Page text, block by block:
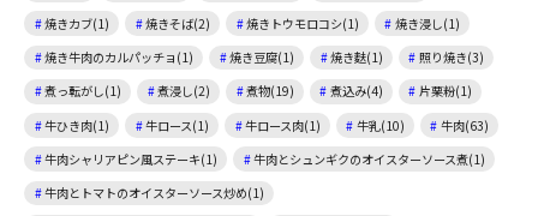
焼きカブ(1)
焼きそば(2) 焼きトウモロコシ(1)
焼き浸し(1)
焼き牛肉のカルパッチョ(1)
焼き豆腐(1) 焼き麩(1)
照り焼き(3)
煮っ転がし(1)
煮浸し(2) 煮物(19) 煮込み(4)
片栗粉(1)
牛ひき肉(1)
牛ロース(1) 牛ロース肉(1) 牛乳(10)
牛肉(63)
牛肉シャリアピン風ステーキ(1)
牛肉とシュンギクのオイスターソース煮(1)
牛肉とトマトのオイスターソース炒め(1)